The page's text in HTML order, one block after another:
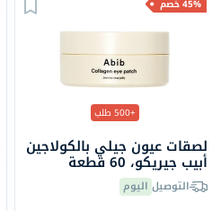
45% خصم
+500 طلب
لصقات عيون جيلي بالكولاجين
أبيب جيريكو، 60 قطعة
التوصيل اليوم